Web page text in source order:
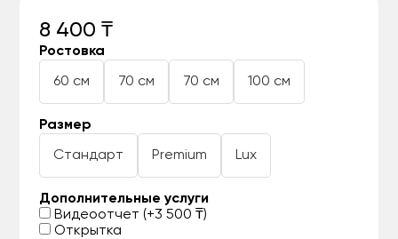
8 400 ₸
Ростовка
60 см 70 см 70 см 100 см
Размер
Стандарт Premium Lux
Дополнительные услуги
Видеоотчет (+3 500 ₸)
Открытка